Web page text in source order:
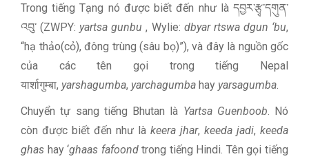
Trong tiếng Tạng nó được biết đến như là དབྱར་རྩྭ་དགུན་
འབུ་ (ZWPY: yartsa gunbu , Wylie: dbyar rtswa dgun ‘bu,
“hạ thảo(cỏ), đông trùng (sâu bọ)”), và đây là nguồn gốc
của các tên gọi trong tiếng Nepal
यार्शागुम्बा, yarshagumba, yarchagumba hay yarsagumba
Chuyển tự sang tiếng Bhutan là Yartsa Guenboob . Nó
còn được biết đến như là keera jhar, keeda jadi, keeda
ghas hay ‘ghaas fafoondtrong tiếng Hindi. Tên gọi tiếng